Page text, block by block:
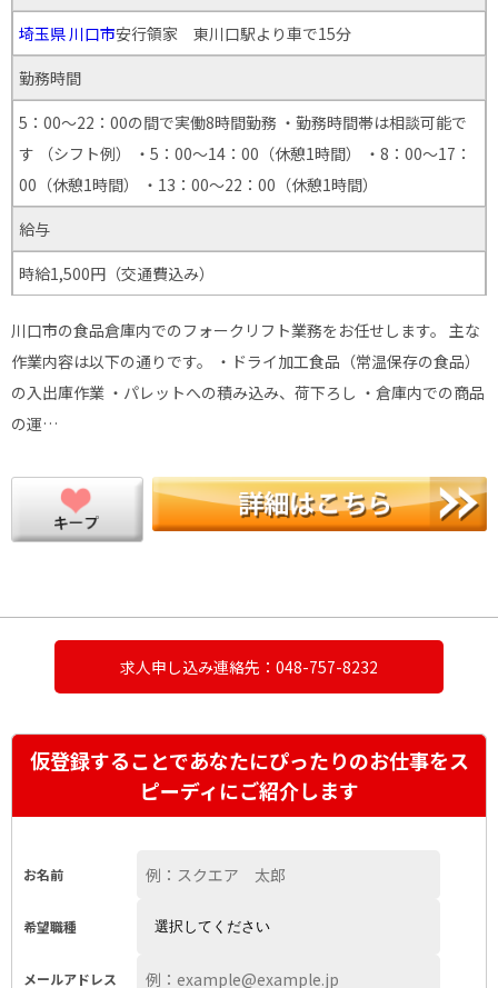
埼玉県 川口市安行領家 東川口駅より車で15分
勤務時間
5：00～22：00の間で実働8時間勤務 ・勤務時間帯は相談可能で
す （シフト例） ・5：00～14：00（休憩1時間） ・8：00～17：
00（休憩1時間） ・13：00～22：00（休憩1時間）
給与
時給1,500円（交通費込み）
川口市の食品倉庫内でのフォークリフト業務をお任せします。 主な
作業内容は以下の通りです。 ・ドライ加工食品（常温保存の食品）
の入出庫作業 ・パレットへの積み込み、荷下ろし ・倉庫内での商品
の運…
求人申し込み連絡先：048-757-8232
仮登録することであなたにぴったりのお仕事をス
ピーディにご紹介します
お名前
希望職種
メールアドレス